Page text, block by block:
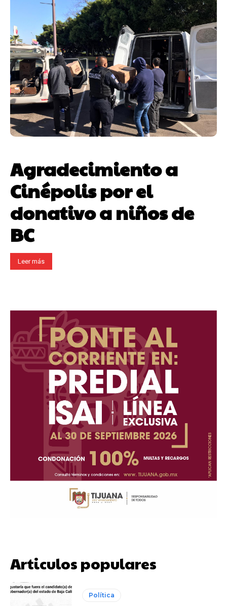
Agradecimiento a
Cinépolis por el
donativo a niños de
BC
Leer más
Articulos populares
Política